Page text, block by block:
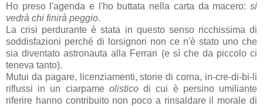
Ho preso l'agenda e l'ho buttata nella carta da macero: si
vedrà chi finirà peggio.
La crisi perdurante è stata in questo senso ricchissima di
soddisfazioni perché di lorsignori non ce n'è stato uno che
sia diventato astronauta alla Ferrari (e sì che da piccolo ci
teneva tanto).
Mutui da pagare, licenziamenti, storie di corna, in-cre-di-bi-li
riflussi in un ciarpame olisticodi cui è persino umiliante
riferire hanno contribuito non poco a rinsaldare il morale di